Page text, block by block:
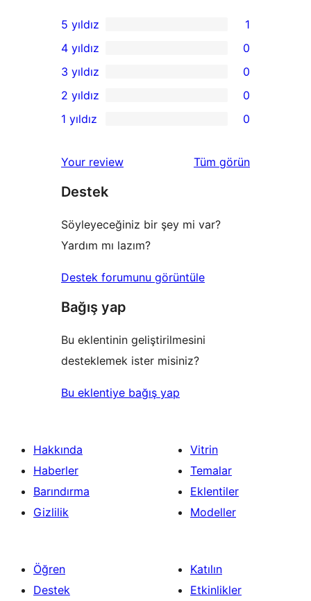
1
5
yıldızlı
inceleme
5 yıldız 1
4
yıldızlı
inceleme
4 yıldız 0
0
3
yıldızlı
3 yıldız 0
2
inceleme
2 yıldız 0
yıldızlı
inceleme
1 yıldız 0
Your review Tüm değerlendirmeleri
görün
Destek
Söyleyeceğiniz bir şey mi var?
Yardım mı lazım?
Destek forumunu görüntüle
Bağış yap
Bu eklentinin geliştirilmesini
desteklemek ister misiniz?
Bu eklentiye bağış yap
Hakkında
Haberler
Barındırma
Gizlilik
Vitrin
Temalar
Eklentiler
Modeller
Öğren
Destek
Katılın
Etkinlikler